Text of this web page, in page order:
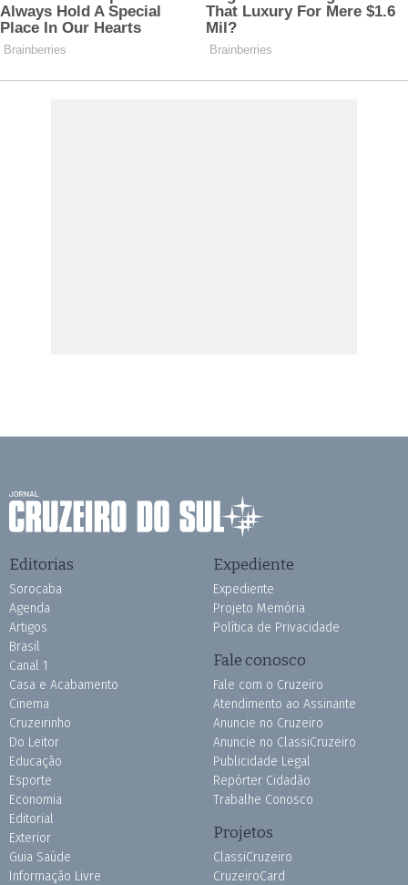
Editorias
Sorocaba
Agenda
Artigos
Brasil
Canal 1
Casa e Acabamento
Cinema
Cruzeirinho
Do Leitor
Educação
Esporte
Economia
Editorial
Exterior
Guia Saúde
Informação Livre
Expediente
Expediente
Projeto Memória
Política de Privacidade
Fale conosco
Fale com o Cruzeiro
Atendimento ao Assinante
Anuncie no Cruzeiro
Anuncie no ClassiCruzeiro
Publicidade Legal
Repórter Cidadão
Trabalhe Conosco
Projetos
ClassiCruzeiro
CruzeiroCard